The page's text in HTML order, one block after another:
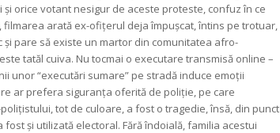
orice votant nesigur de aceste proteste, confuz în ce
arată ex-ofițerul deja împușcat, întins pe trotuar,
pare să existe un martor din comunitatea afro-
tatăl cuiva. Nu tocmai o executare transmisă online –
unor “executări sumare” pe stradă induce emoții
ar prefera siguranța oferită de poliție, pe care
tot de culoare, a fost o tragedie, însă, din punct
și utilizată electoral. Fără îndoială, familia acestui